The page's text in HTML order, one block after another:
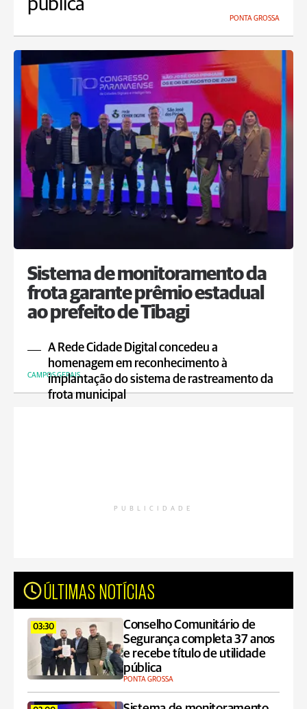
pública
PONTA GROSSA
Sistema de monitoramento da
frota garante prêmio estadual
ao prefeito de Tibagi
A Rede Cidade Digital concedeu a
homenagem em reconhecimento à
implantação do sistema de rastreamento da
frota municipal
CAMPOS GERAIS
PUBLICIDADE
ÚLTIMAS NOTÍCIAS
03:30
Conselho Comunitário de
Segurança completa 37 anos
e recebe título de utilidade
pública
PONTA GROSSA